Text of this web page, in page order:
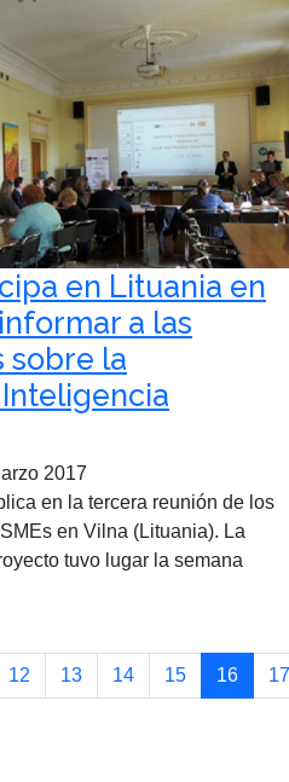
en Lituania en
a las
sobre la
2017
en la tercera reunión de los
en Vilna (Lituania). La
tuvo lugar la semana
12 13 14 15 16 17